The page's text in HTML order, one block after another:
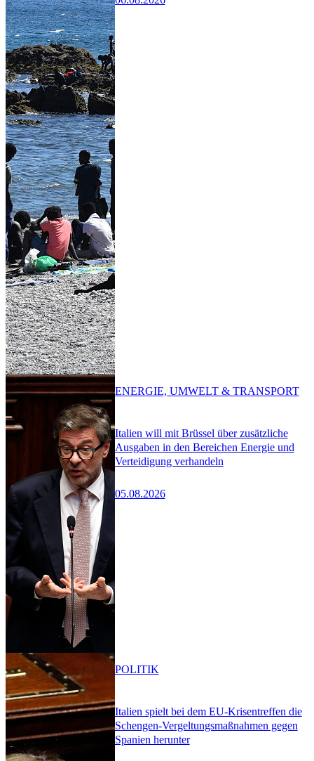
Italien will mit Brüssel über zusätzliche
Ausgaben in den Bereichen Energie und
Verteidigung verhandeln
05.08.2026
ENERGIE, UMWELT & TRANSPORT
Italien spielt bei dem EU-Krisentreffen die
Schengen-Vergeltungsmaßnahmen gegen
Spanien herunter
POLITIK